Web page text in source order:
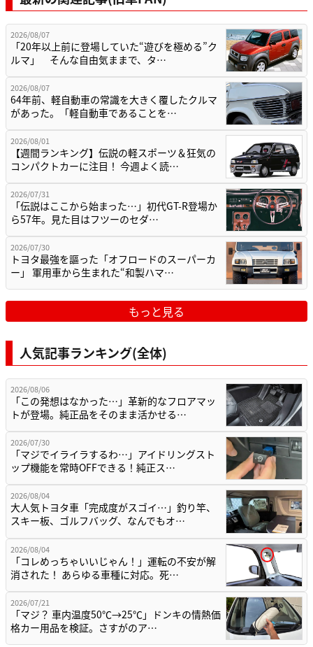
2026/08/07
「20年以上前に登場していた“遊びを極める”ク
ルマ」 そんな自由気ままで、タ…
2026/08/07
64年前、軽自動車の常識を大きく覆したクルマ
があった。「軽自動車であることを…
2026/08/01
【週間ランキング】伝説の軽スポーツ＆狂気の
コンパクトカーに注目！ 今週よく読…
2026/07/31
「伝説はここから始まった…」初代GT-R登場か
ら57年。見た目はフツーのセダ…
2026/07/30
トヨタ最強を謳った「オフロードのスーパーカ
ー」 軍用車から生まれた“和製ハマ…
もっと見る
人気記事ランキング(全体)
2026/08/06
「この発想はなかった…」革新的なフロアマッ
トが登場。純正品をそのまま活かせる…
2026/07/30
「マジでイライラするわ…」アイドリングスト
ップ機能を常時OFFできる！純正ス…
2026/08/04
大人気トヨタ車「完成度がスゴイ…」釣り竿、
スキー板、ゴルフバッグ、なんでもオ…
2026/08/04
「コレめっちゃいいじゃん！」運転の不安が解
消された！ あらゆる車種に対応。死…
2026/07/21
「マジ？ 車内温度50℃→25℃」ドンキの情熱価
格カー用品を検証。さすがのア…